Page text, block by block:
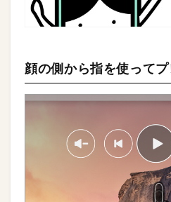
顔の側から指を使って